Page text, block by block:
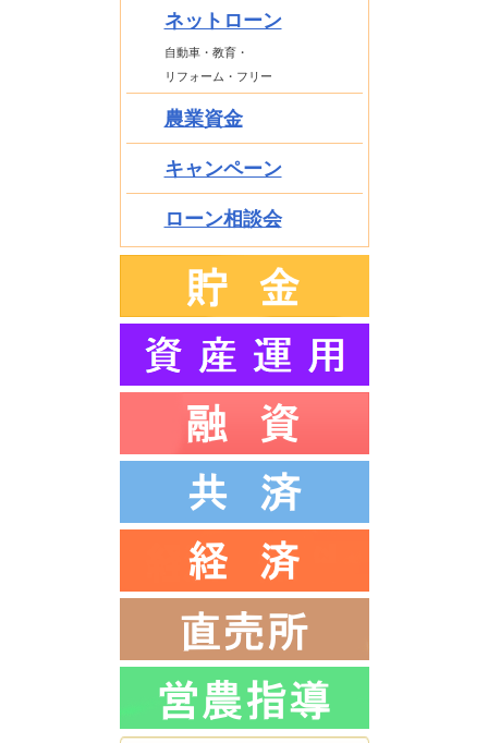
ネットローン
自動車・教育・
リフォーム・フリー
農業資金
キャンペーン
ローン相談会